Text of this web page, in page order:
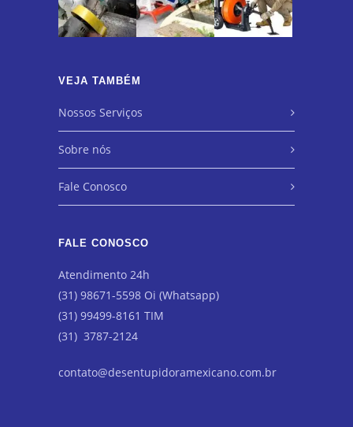
VEJA TAMBÉM
Nossos Serviços
Sobre nós
Fale Conosco
FALE CONOSCO
Atendimento 24h
(31) 98671-5598 Oi (Whatsapp)
(31) 99499-8161 TIM
(31) 3787-2124
contato@desentupidoramexicano.com.br